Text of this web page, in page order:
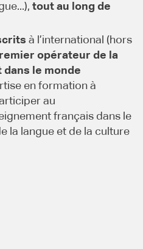
tout au long de
à l’international (hors
opérateur de la
le monde
en formation à
au
français dans le
la langue et de la culture